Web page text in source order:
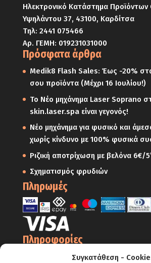
Συγκατάθεση -
Ηλεκτρονικό Κατάστημα
Υψηλάντου 37, 43100, Καρδίτσα
Τηλ: 2441 075466
Αρ. ΓΕΜΗ: 019231031000
Πρόσφατα άρθρα
Medik8 Flash Sales: Έως -20%
σου προϊόντα (Μέχρι 16 Ιουλίου!)
Το Νέο μηχάνημα Laser Soprano
skin.laser.spa είναι γεγονός!
Νέο μηχάνημα για φυσικό και
χωρίς κίνδυνο με 100% φυσικά
Ριζική αποτρίχωση με βελόνα 6€/5′
Σχηματισμός φρυδιών
Πληρωμές
Πληροφορίες
Ο Λογαριασμός μου